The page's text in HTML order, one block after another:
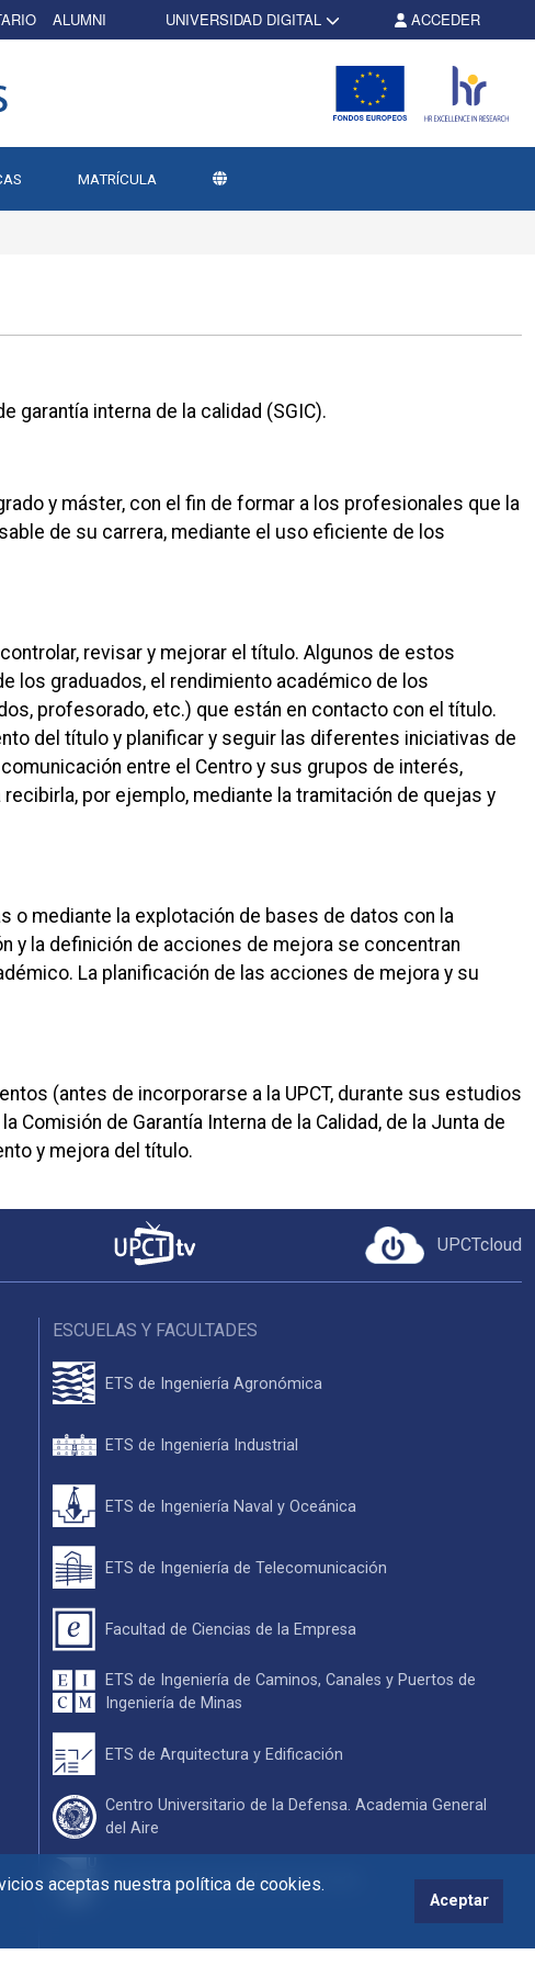
aceptas nuestra política de cookies.
Aceptar
ALUMNI UNIVERSIDAD DIGITAL ACCEDER
MATRÍCULA
garantía interna de la calidad (SGIC).
y máster, con el fin de formar a los profesionales que la
de su carrera, mediante el uso eficiente de los
revisar y mejorar el título. Algunos de estos
los graduados, el rendimiento académico de los
profesorado, etc.) que están en contacto con el título.
del título y planificar y seguir las diferentes iniciativas de
entre el Centro y sus grupos de interés,
por ejemplo, mediante la tramitación de quejas y
o mediante la explotación de bases de datos con la
y la definición de acciones de mejora se concentran
La planificación de las acciones de mejora y su
(antes de incorporarse a la UPCT, durante sus estudios
de Garantía Interna de la Calidad, de la Junta de
y mejora del título.
UPCTcloud
ESCUELAS Y FACULTADES
ETS de Ingeniería Agronómica
ETS de Ingeniería Industrial
ETS de Ingeniería Naval y Oceánica
ETS de Ingeniería de Telecomunicación
Facultad de Ciencias de la Empresa
ETS de Ingeniería de Caminos, Canales y Puertos de
Ingeniería de Minas
ETS de Arquitectura y Edificación
Centro Universitario de la Defensa. Academia General
del Aire
Escuela Internacional de Doctorado